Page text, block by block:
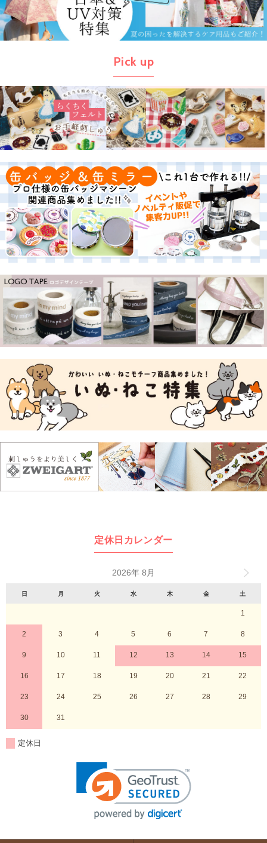
Pick up
定休日カレンダー
2026年 8月
日 月 火 水 木 金 土
1
2 3 4 5 6 7 8
9 10 11 12 13 14 15
16 17 18 19 20 21 22
23 24 25 26 27 28 29
30 31
定休日